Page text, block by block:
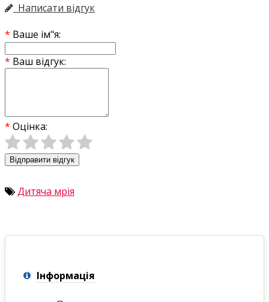
Написати відгук
Ваше ім"я:
Ваш відгук:
Оцінка:
Відправити відгук
Дитяча мрія
Інформація